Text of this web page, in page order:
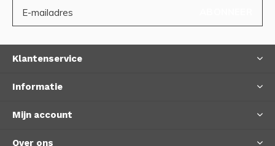
Klantenservice
Informatie
Mijn account
Over ons